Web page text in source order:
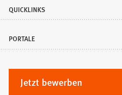
QUICKLINKS
PORTALE
Jetzt bewerben
(Öffnet